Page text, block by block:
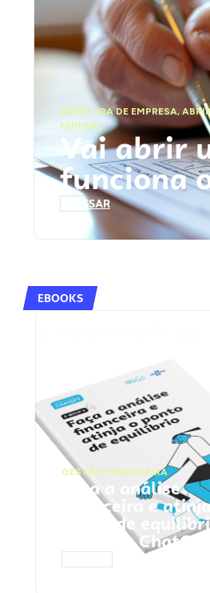
ABERTURA DE EMPRESA,
FEDERAL
Vai abrir
funciona
ACESSAR
EBOOKS
GESTÃO FINANCEIRA
Faça a análise
financeira e
ponto de
Prompts ChatGPT